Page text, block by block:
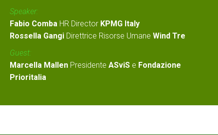
Speaker:
Fabio Comba HR Director KPMG Italy
Rossella Gangi Direttrice Risorse Umane Wind Tre
Guest:
Marcella Mallen Presidente ASviS e Fondazione
Prioritalia